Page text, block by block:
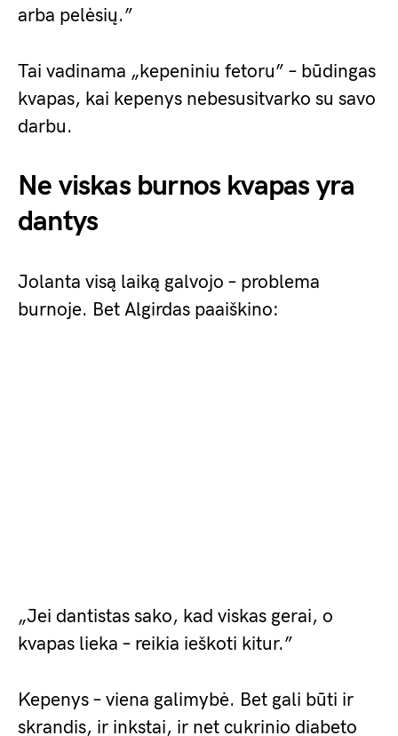
arba pelėsių.”
Tai vadinama „kepeniniu fetoru” – būdingas
kvapas, kai kepenys nebesusitvarko su savo
darbu.
Ne viskas burnos kvapas yra
dantys
Jolanta visą laiką galvojo – problema
burnoje. Bet Algirdas paaiškino:
„Jei dantistas sako, kad viskas gerai, o
kvapas lieka – reikia ieškoti kitur.”
Kepenys – viena galimybė. Bet gali būti ir
skrandis, ir inkstai, ir net cukrinio diabeto